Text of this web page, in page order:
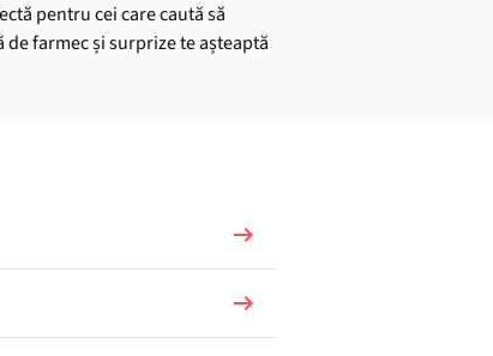
pentru cei care caută să
farmec și surprize te așteaptă